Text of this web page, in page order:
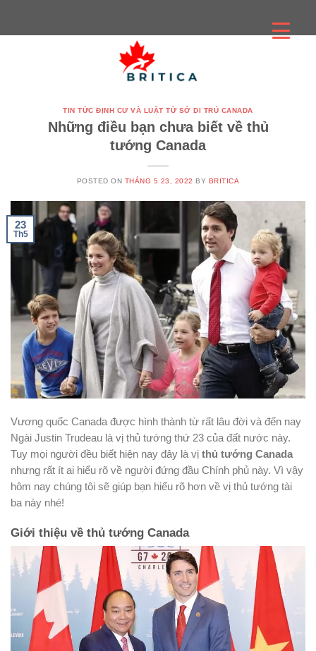
TIN TỨC ĐỊNH CƯ VÀ LUẬT TỪ SỞ DI TRÚ CANADA
Những điều bạn chưa biết về thủ
tướng Canada
POSTED ON THÁNG 5 23, 2022 BY BRITICA
23
Th5
Vương quốc Canada được hình thành từ rất lâu đời và đến nay
Ngài Justin Trudeau là vị thủ tướng thứ 23 của đất nước này.
Tuy mọi người đều biết hiện nay đây là vị thủ tướng Canada
nhưng rất ít ai hiểu rõ về người đứng đầu Chính phủ này. Vì vậy
hôm nay chúng tôi sẽ giúp bạn hiểu rõ hơn về vị thủ tướng tài
ba này nhé!
Giới thiệu về thủ tướng Canada